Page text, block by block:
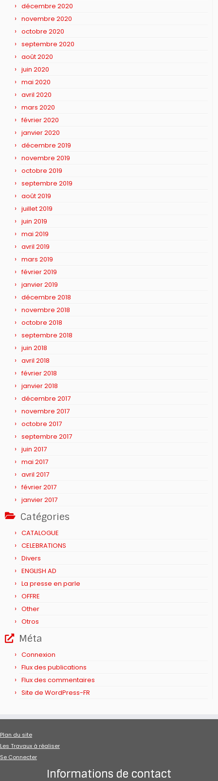
décembre 2020
novembre 2020
octobre 2020
septembre 2020
août 2020
juin 2020
mai 2020
avril 2020
mars 2020
février 2020
janvier 2020
décembre 2019
novembre 2019
octobre 2019
septembre 2019
août 2019
juillet 2019
juin 2019
mai 2019
avril 2019
mars 2019
février 2019
janvier 2019
décembre 2018
novembre 2018
octobre 2018
septembre 2018
juin 2018
avril 2018
février 2018
janvier 2018
décembre 2017
novembre 2017
octobre 2017
septembre 2017
juin 2017
mai 2017
avril 2017
février 2017
janvier 2017
Catégories
CATALOGUE
CELEBRATIONS
Divers
ENGLISH AD
La presse en parle
OFFRE
Other
Otros
Méta
Connexion
Flux des publications
Flux des commentaires
Site de WordPress-FR
Plan du site
Les Travaux à réaliser
Se Connecter
Informations de contact